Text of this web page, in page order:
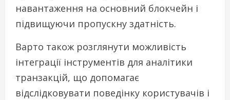
навантаження на основний блокчейн і
підвищуючи пропускну здатність.
Варто також розглянути можливість
інтеграції інструментів для аналітики
транзакцій, що допомагає
відслідковувати поведінку користувачів і